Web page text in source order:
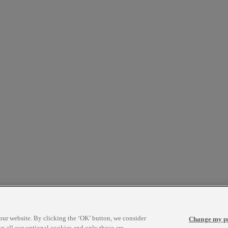
website. By clicking the ‘OK’ button, we consider
Change my